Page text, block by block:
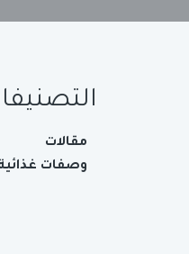
مقالات
وصفات